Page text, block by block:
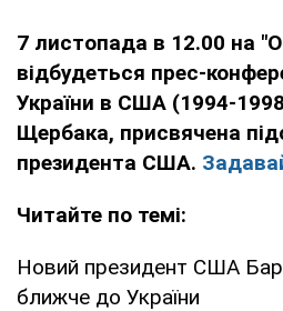
7 листопада в 12.00 на
відбудеться прес-
України в США (1994-
Щербака, присвячена
президента США.
Читайте по темі:
Новий президент США
ближче до України